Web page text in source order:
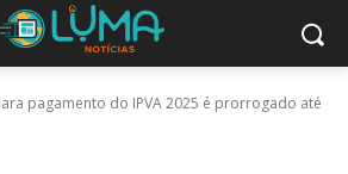
pagamento do IPVA 2025 é prorrogado até